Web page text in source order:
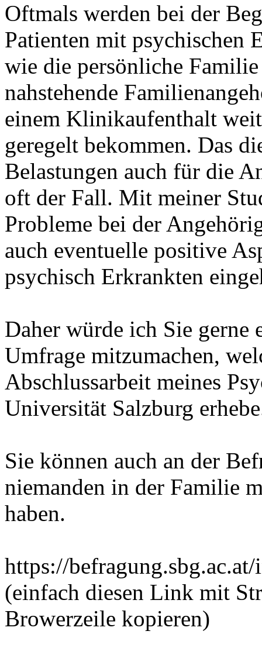
Oftmals werden bei der
Patienten mit psychischen
wie die persönliche Familie
nahstehende
einem Klinikaufenthalt
geregelt bekommen. Das
Belastungen auch für die
oft der Fall. Mit meiner
Probleme bei der
auch eventuelle positive
psychisch Erkrankten
Daher würde ich Sie
Umfrage mitzumachen,
Abschlussarbeit meines
Universität Salzburg
Sie können auch an der
niemanden in der Familie
haben.
https://
(einfach diesen Link mit
Browerzeile kopieren)